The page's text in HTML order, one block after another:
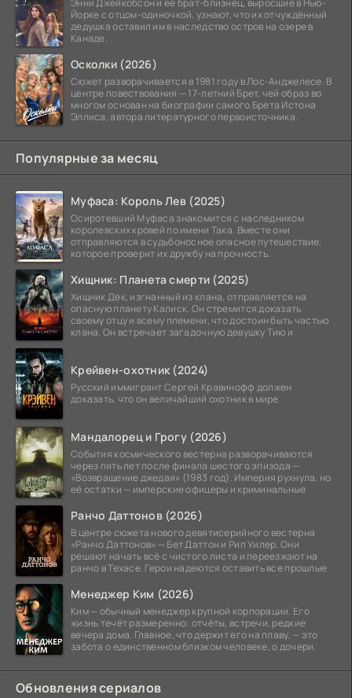
Энни Джейкобсон и её брат-близнец, выросшие в Нью-
Йорке с отцом-одиночкой, узнают, что их отчуждённый
дедушка оставил им в наследство остров на озере в
Канаде.
Осколки (2026)
Сюжет разворачивается в 1981 году в Лос-Анджелесе. В
центре повествования — 17-летний Брет, чей образ во
многом основан на биографии самого Брета Истона
Эллиса, автора литературного первоисточника.
Популярные за месяц
Муфаса: Король Лев (2025)
Осиротевший Муфаса знакомится с наследником
королевских кровей по имени Така. Вместе они
отправляются в судьбоносное опасное путешествие,
которое проверит их дружбу на прочность.
Хищник: Планета смерти (2025)
Хищник Дек, изгнанный из клана, отправляется на
опасную планету Калиск. Он стремится доказать
своему отцу и всему племени, что достоин быть частью
клана. Он встречает загадочную девушку Тию и
Крейвен-охотник (2024)
Русский иммигрант Сергей Кравинофф должен
доказать, что он величайший охотник в мире.
Мандалорец и Грогу (2026)
События космического вестерна разворачиваются
через пять лет после финала шестого эпизода —
«Возвращение джедая» (1983 год). Империя рухнула, но
её остатки — имперские офицеры и криминальные
Ранчо Даттонов (2026)
В центре сюжета нового девятисерийного вестерна
«Ранчо Даттонов» — Бет Даттон и Рип Уилер. Они
решают начать всё с чистого листа и переезжают на
ранчо в Техасе. Герои надеются оставить все прошлые
Менеджер Ким (2026)
Ким — обычный менеджер крупной корпорации. Его
жизнь течёт размеренно: отчёты, встречи, редкие
вечера дома. Главное, что держит его на плаву, — это
забота о единственном близком человеке, о дочери.
Обновления сериалов